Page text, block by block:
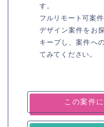
す。
フルリモート可案件
デザイン案件をお
キープし、案件へ
てみてください。